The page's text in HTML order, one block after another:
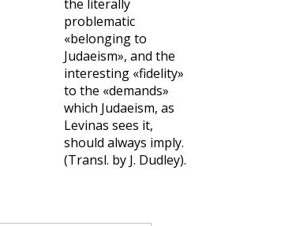
the literally
problematic
«belonging to
Judaeism», and the
interesting «fidelity»
to the «demands»
which Judaeism, as
Levinas sees it,
should always imply.
(Transl. by J. Dudley).